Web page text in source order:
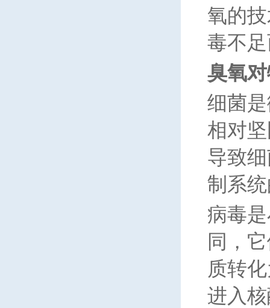
氧的
毒不
臭氧
细菌
相对
导致
制系
病毒
同，
质转
进入